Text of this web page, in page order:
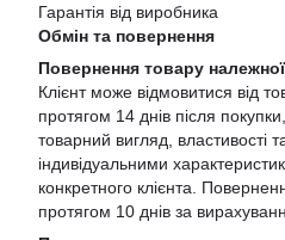
Гарантія від виробника
Обмін та повернення
Повернення товару належної
Клієнт може відмовитися від
протягом 14 днів після
товарний вигляд, властивості
індивідуальними
конкретного клієнта.
протягом 10 днів за